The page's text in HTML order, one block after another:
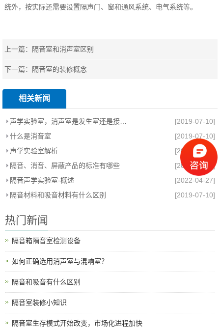
统外，按实际还需要设置隔声门、 窗和通风系统、 电气系统等。
上一篇： 隔音室和消声室区别
下一篇： 隔音室的装修概念
相关新闻
声学实验室，消声室是发生室还是接受室消声室
[2019-07-10]
什么是消音室
[2019-07-10]
声学实验室解析
[2019-07-10]
隔音、消音、屏蔽产品的标准有哪些
[2019-07-10]
隔音声学实验室-概述
[2022-04-27]
隔音材料和吸音材料有什么区别
[2019-07-10]
热门新闻
隔音箱隔音室检测设备
如何正确选用消声室与混响室？
隔音和吸音有什么区别
隔音室装修小知识
隔音室生存模式开始改变，市场化进程加快